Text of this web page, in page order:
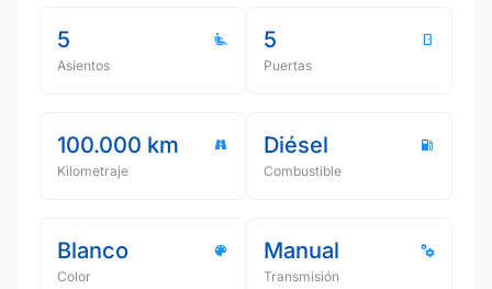
5
Asientos
5
Puertas
100.000 km
Kilometraje
Diésel
Combustible
Blanco
Color
Manual
Transmisión